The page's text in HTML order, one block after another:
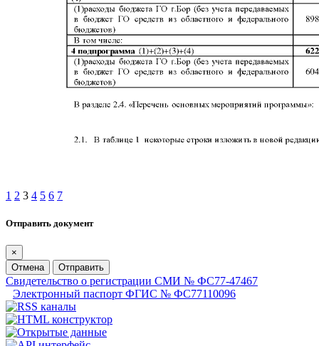
1 2 3 4 5 6 7
Отправить документ
×
Отмена
Отправить
Свидетельство о регистрации СМИ № ФС77-47467
Электронный паспорт ФГИС № ФС77110096